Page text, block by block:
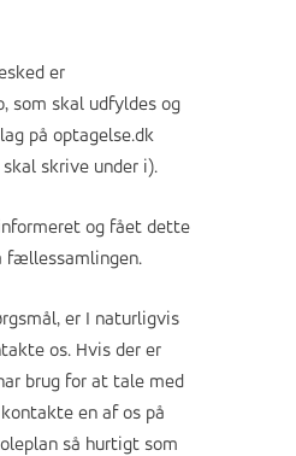
er
som skal udfyldes og
på optagelse.dk
skrive under i).
og fået dette
fællessamlingen.
er I naturligvis
os. Hvis der er
brug for at tale med
en af os på
så hurtigt som